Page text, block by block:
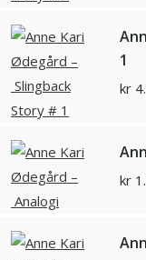
1
kr
kr